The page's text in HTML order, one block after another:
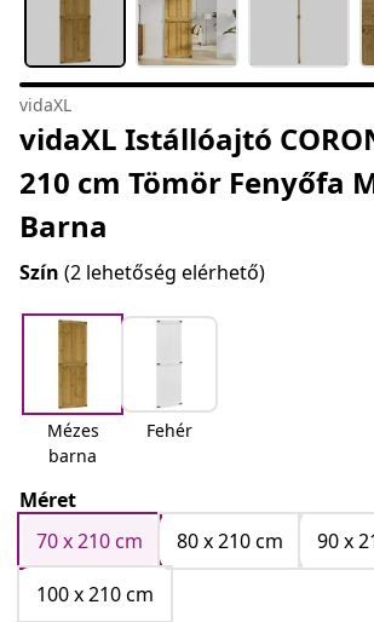
vidaXL
vidaXL Istállóajtó
210 cm Tömör Fenyőfa
Barna
Szín (2 lehetőség elérhető)
Mézes
barna
Fehér
Méret
70 x 210 cm
80 x 210 cm
90 x
100 x 210 cm